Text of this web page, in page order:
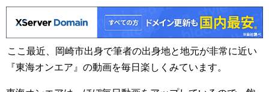
ここ最近、岡崎市出身で筆者の出身地と地元が非常に近い
『東海オンエア』の動画を毎日楽しくみています。